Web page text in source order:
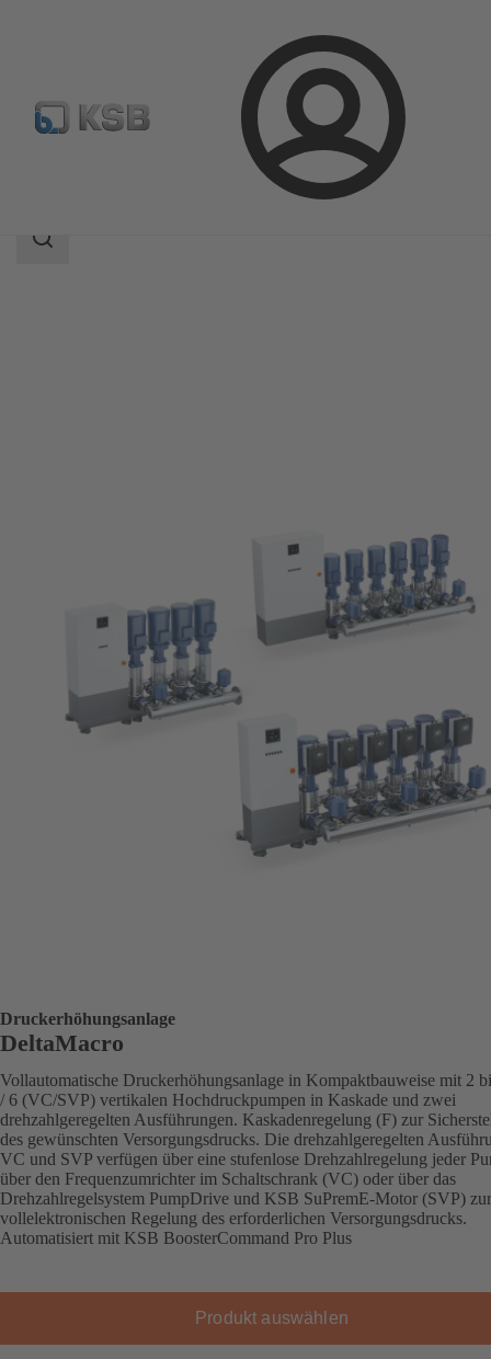
Login
DeltaMacro
Suchbereich
Druckerhöhungsanlage
DeltaMacro
Vollautomatische Druckerhöhungsanlage in Kompaktbauweise mit 2
/ 6 (VC/SVP) vertikalen Hochdruckpumpen in Kaskade und zwei
drehzahlgeregelten Ausführungen. Kaskadenregelung (F) zur
des gewünschten Versorgungsdrucks. Die drehzahlgeregelten
VC und SVP verfügen über eine stufenlose Drehzahlregelung jeder
über den Frequenzumrichter im Schaltschrank (VC) oder über das
Drehzahlregelsystem PumpDrive und KSB SuPremE-Motor (SVP) zur
vollelektronischen Regelung des erforderlichen Versorgungsdrucks.
Automatisiert mit KSB BoosterCommand Pro Plus
Produkt auswählen